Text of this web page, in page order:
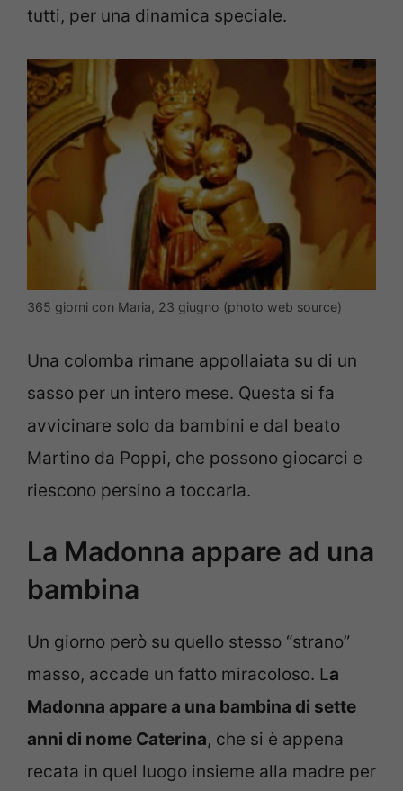
tutti, per una dinamica speciale.
365 giorni con Maria, 23 giugno (photo web source)
Una colomba rimane appollaiata su di un
sasso per un intero mese. Questa si fa
avvicinare solo da bambini e dal beato
Martino da Poppi, che possono giocarci e
riescono persino a toccarla.
La Madonna appare ad una
bambina
Un giorno però su quello stesso “strano”
masso, accade un fatto miracoloso. La
Madonna appare a una bambina di sette
anni di nome Caterina, che si è appena
recata in quel luogo insieme alla madre per